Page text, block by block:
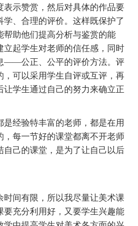
表示赞赏，然后对具体的作品要
学、合理的评价。这样既保护了
帮助他们提高分析与鉴赏的能
立起学生对老师的信任感，同时
——公正、公平的评价方法。评
，可以采用学生自评或互评，再
让学生通过自己的努力来确立正
是经验特丰富的老师，都是在用
，每一节好的课堂都离不开老师
自己的课堂，是为了让自己以后
时间有限，所以我尽量让美术课
要充分利用好，又要学生兴趣能